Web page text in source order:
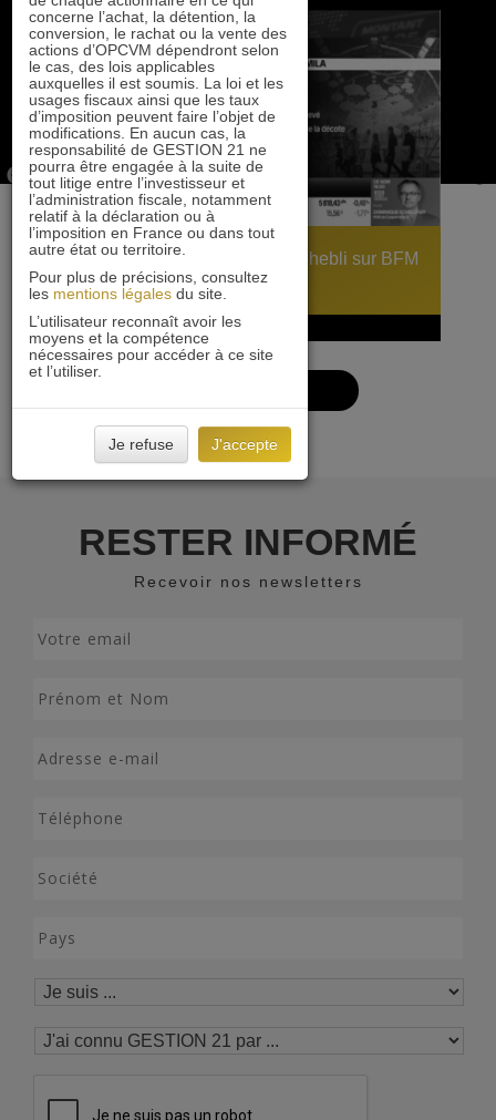
Carmila : interview d’Alexis Chebli sur BFM
Bourse
02 septembre 2025
RESTER INFORMÉ
Recevoir nos newsletters
concerne l’achat, la détention, la
conversion, le rachat ou la vente des
actions d’OPCVM dépendront selon
le cas, des lois applicables
auxquelles il est soumis. La loi et les
usages fiscaux ainsi que les taux
d’imposition peuvent faire l’objet de
modifications. En aucun cas, la
responsabilité de GESTION 21 ne
pourra être engagée à la suite de
tout litige entre l’investisseur et
l’administration fiscale, notamment
relatif à la déclaration ou à
l’imposition en France ou dans tout
autre état ou territoire.
Pour plus de précisions, consultez
les mentions légales du site.
L’utilisateur reconnaît avoir les
moyens et la compétence
nécessaires pour accéder à ce site
et l’utiliser.
Je refuse J'accepte